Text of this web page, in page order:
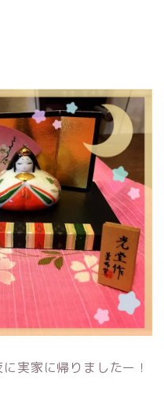
実家に帰りましたー！